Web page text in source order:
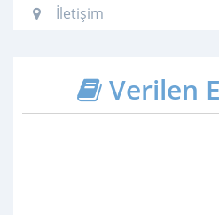
İletişim
Verilen